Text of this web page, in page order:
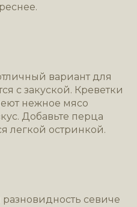
вариант для
с закуской. Креветки
нежное мясо
Добавьте перца
легкой остринкой.
севиче